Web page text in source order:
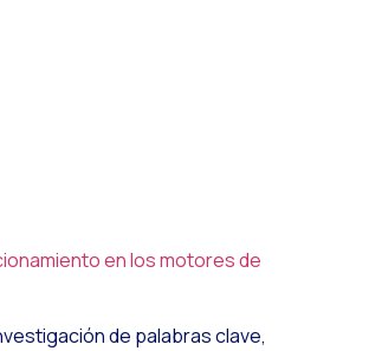
en los motores de
de palabras clave,